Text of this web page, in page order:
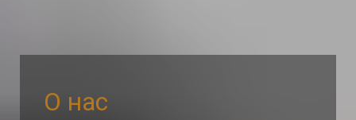
кузов – лифтбек
детский “бустер” – БЕСПЛАТНО
О нас